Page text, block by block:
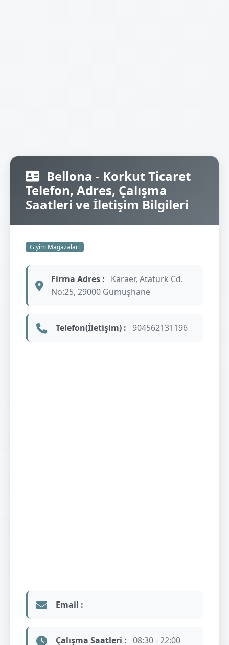
Bellona - Korkut Ticaret
Telefon, Adres, Çalışma
Saatleri ve İletişim Bilgileri
Giyim Mağazaları
Firma Adres :
Karaer, Atatürk Cd.
No:25, 29000 Gümüşhane
Telefon(İletişim) : 904562131196
Email :
Çalışma Saatleri : 08:30 - 22:00